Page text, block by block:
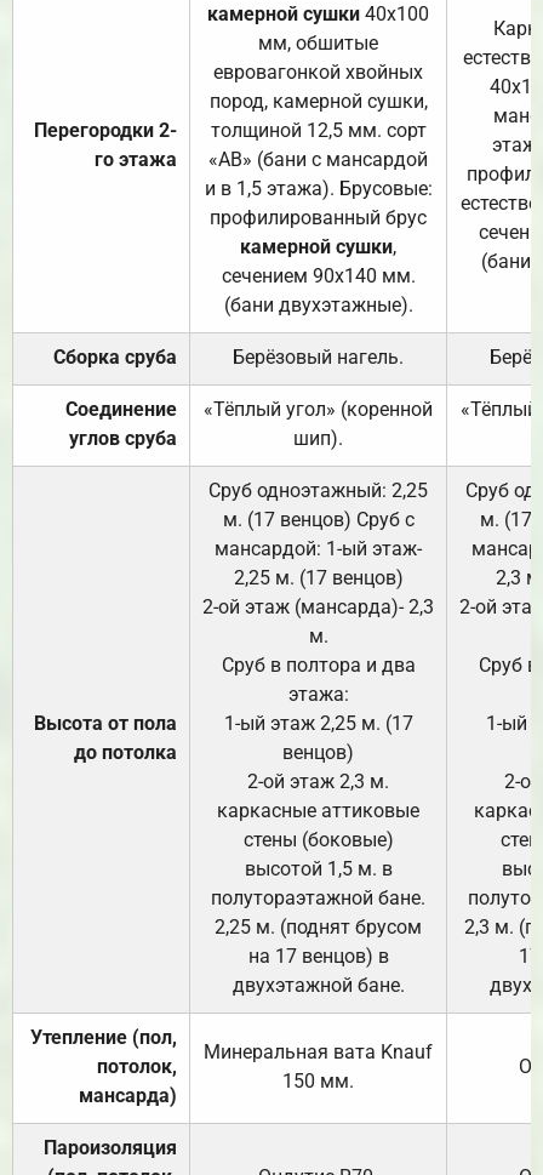
Перегородки 2-
го этажа
камерной сушки 40х100
мм, обшитые
евровагонкой хвойных
пород, камерной сушки,
толщиной 12,5 мм. сорт
«АВ» (бани с мансардой
и в 1,5 этажа). Брусовые:
профилированный брус
камерной сушки,
сечением 90х140 мм.
(бани двухэтажные).
(бани
Сборка сруба Берёзовый нагель.
Соединение
углов сруба
«Тёплый угол» (коренной
шип).
«Тёплый
Высота от пола
до потолка
Сруб одноэтажный: 2,25
м. (17 венцов) Сруб с
мансардой: 1-ый этаж-
2,25 м. (17 венцов)
2-ой этаж (мансарда)- 2,3
м.
Сруб в полтора и два
этажа:
1-ый этаж 2,25 м. (17
венцов)
2-ой этаж 2,3 м.
каркасные аттиковые
стены (боковые)
высотой 1,5 м. в
полутораэтажной бане.
2,25 м. (поднят брусом
на 17 венцов) в
двухэтажной бане.
Сруб
м. (17
2,3
2-ой
Сруб
1-ый
2-
2,3 м.
Утепление (пол,
потолок,
мансарда)
Минеральная вата Knauf
150 мм.
Пароизоляция